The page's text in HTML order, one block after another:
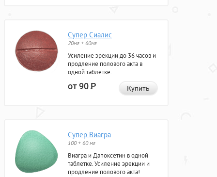
Супер Сиалис
20мг + 60мг
Усиление эрекции до 36 часов и
продление полового акта в
одной таблетке.
от 90Р Купить
Супер Виагра
100 + 60 мг
Виагра и Дапоксетин в одной
таблетке. Усиление эрекции и
продление полового акта!